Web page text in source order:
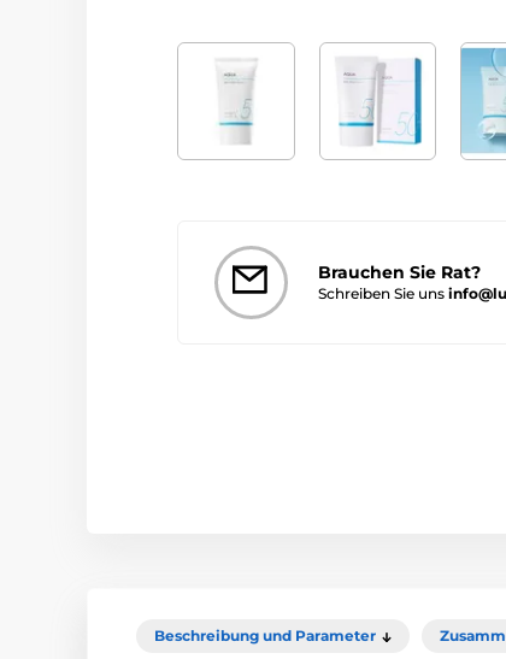
Brauchen Sie Rat?
Schreiben Sie uns
Beschreibung und Parameter